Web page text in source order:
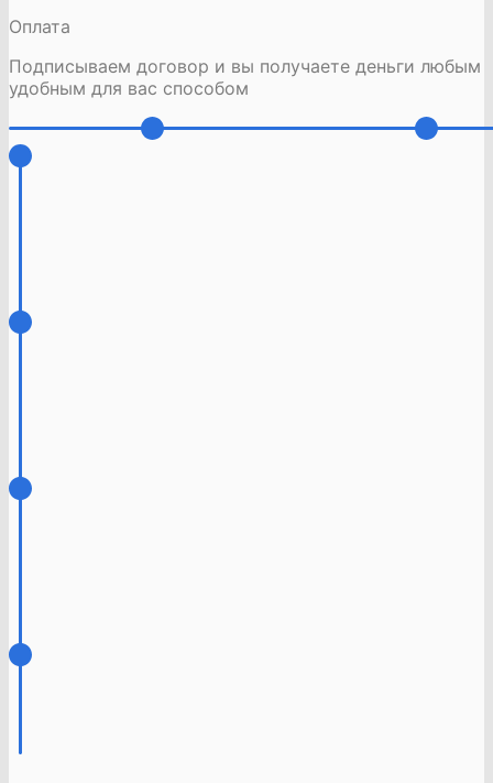
Оплата
Подписываем договор и вы получаете деньги любым
удобным для вас способом